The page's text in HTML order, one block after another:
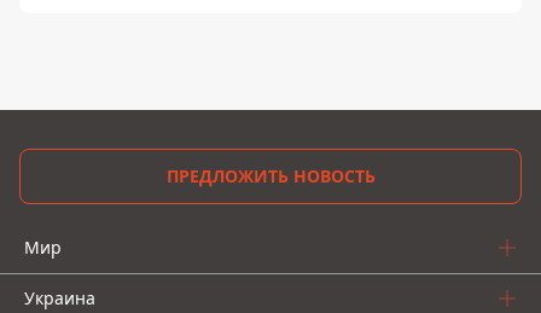
ПРЕДЛОЖИТЬ НОВОСТЬ
Мир
Украина